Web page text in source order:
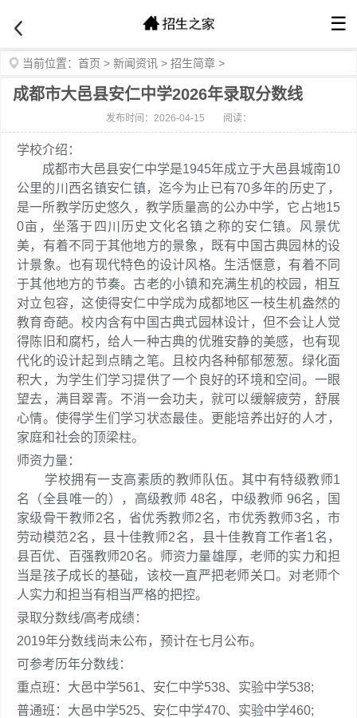
☰
当前位置： 首页 > 新闻资讯 > 招生简章 >
成都市大邑县安仁中学2026年录取分数线
发布时间：2026-04-15 阅读：
学校介绍：
成都市大邑县安仁中学是1945年成立于大邑县城南10
公里的川西名镇安仁镇，迄今为止已有70多年的历史了，
是一所教学历史悠久，教学质量高的公办中学，它占地15
0亩，坐落于四川历史文化名镇之称的安仁镇。风景优
美，有着不同于其他地方的景象，既有中国古典园林的设
计景象。也有现代特色的设计风格。生活惬意，有着不同
于其他地方的节奏。古老的小镇和充满生机的校园，相互
对立包容，这使得安仁中学成为成都地区一枝生机盎然的
教育奇葩。校内含有中国古典式园林设计，但不会让人觉
得陈旧和腐朽，给人一种古典的优雅安静的美感，也有现
代化的设计起到点睛之笔。且校内各种郁郁葱葱。绿化面
积大，为学生们学习提供了一个良好的环境和空间。一眼
望去，满目翠青。不消一会功夫，就可以缓解疲劳，舒展
心情。使得学生们学习状态最佳。更能培养出好的人才，
家庭和社会的顶梁柱。
师资力量：
学校拥有一支高素质的教师队伍。其中有特级教师1
名（全县唯一的），高级教师 48名，中级教师 96名，国
家级骨干教师2名，省优秀教师2名，市优秀教师3名，市
劳动模范2名，县十佳教师2名，县十佳教育工作者1名，
县百优、百强教师20名。师资力量雄厚，老师的实力和担
当是孩子成长的基础，该校一直严把老师关口。对老师个
人实力和担当有相当严格的把控。
录取分数线/高考成绩：
2019年分数线尚未公布，预计在七月公布。
可参考历年分数线：
重点班：大邑中学561、安仁中学538、实验中学538;
普通班：大邑中学525、安仁中学470、实验中学460;